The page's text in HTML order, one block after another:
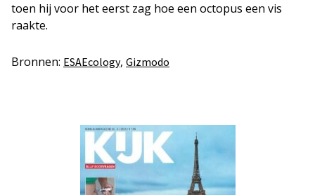
toen hij voor het eerst zag hoe een octopus een vis
raakte.
Bronnen: ESAEcology, Gizmodo